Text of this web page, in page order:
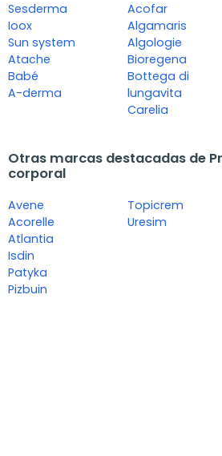
Sesderma
Ioox
Sun system
Atache
Babé
A-derma
Acofar
Algamaris
Algologie
Bioregena
Bottega di
lungavita
Carelia
Otras marcas destacadas de
corporal
Avene
Acorelle
Atlantia
Isdin
Patyka
Pizbuin
Topicrem
Uresim